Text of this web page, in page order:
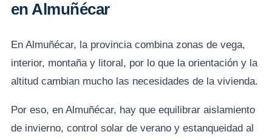
en Almuñécar
En Almuñécar, la provincia combina zonas de vega,
interior, montaña y litoral, por lo que la orientación y la
altitud cambian mucho las necesidades de la vivienda.
Por eso, en Almuñécar, hay que equilibrar aislamiento
de invierno, control solar de verano y estanqueidad al